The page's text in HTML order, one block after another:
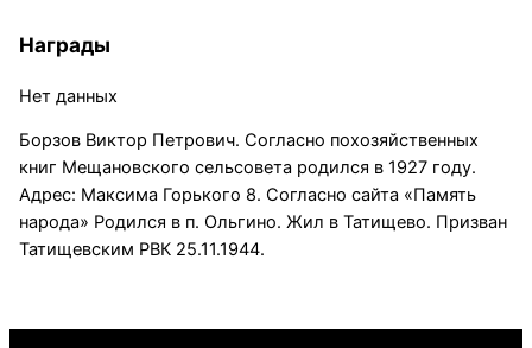
Награды
Нет данных
Борзов Виктор Петрович. Согласно похозяйственных
книг Мещановского сельсовета родился в 1927 году.
Адрес: Максима Горького 8. Согласно сайта «Память
народа» Родился в п. Ольгино. Жил в Татищево. Призван
Татищевским РВК 25.11.1944.